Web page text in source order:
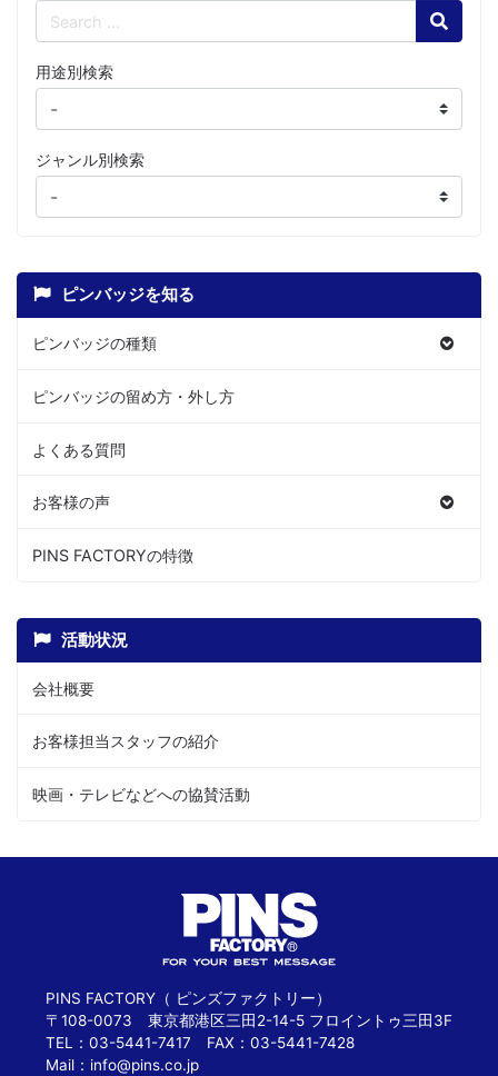
Search
用途別検索
ジャンル別検索
ピンバッジを知る
ピンバッジの種類
ピンバッジの留め方・外し方
よくある質問
お客様の声
PINS FACTORYの特徴
活動状況
会社概要
お客様担当スタッフの紹介
映画・テレビなどへの協賛活動
PINS FACTORY（ ピンズファクトリー）
〒108-0073 東京都港区三田2-14-5 フロイントゥ三田3F
TEL：03-5441-7417 FAX：03-5441-7428
Mail： info@pins.co.jp